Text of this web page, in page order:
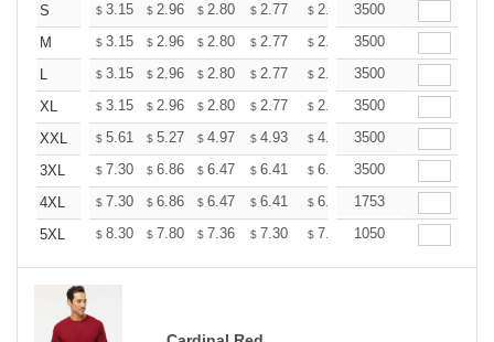
S $ 3.15 $ 2.96 $ 2.80 $ 2.77 $ 2.72 $2.70
3500
M
$ 3.15 $ 2.96 $ 2.80 $ 2.77 $ 2.72 $2.70
3500
L
$ 3.15 $ 2.96 $ 2.80 $ 2.77 $ 2.72 $2.70
3500
XL
$ 3.15 $ 2.96 $ 2.80 $ 2.77 $ 2.72 $2.70
3500
XXL
$ 5.61 $ 5.27 $ 4.97 $ 4.93 $ 4.85 $4.80
3500
3XL
$ 7.30 $ 6.86 $ 6.47 $ 6.41 $ 6.30 $6.25
3500
4XL
$ 7.30 $ 6.86 $ 6.47 $ 6.41 $ 6.30 $6.25
1753
5XL
$ 8.30 $ 7.80 $ 7.36 $ 7.30 $ 7.17 $7.11
1050